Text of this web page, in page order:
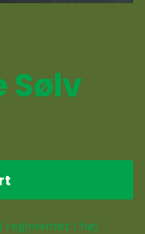
i høj